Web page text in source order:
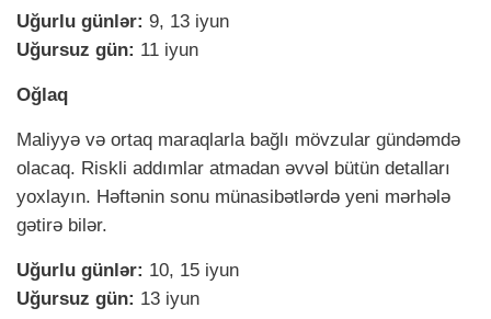
Uğurlu günlər: 9, 13 iyun
Uğursuz gün: 11 iyun
Oğlaq
Maliyyə və ortaq maraqlarla bağlı mövzular gündəmdə
olacaq. Riskli addımlar atmadan əvvəl bütün detalları
yoxlayın. Həftənin sonu münasibətlərdə yeni mərhələ
gətirə bilər.
Uğurlu günlər: 10, 15 iyun
Uğursuz gün: 13 iyun